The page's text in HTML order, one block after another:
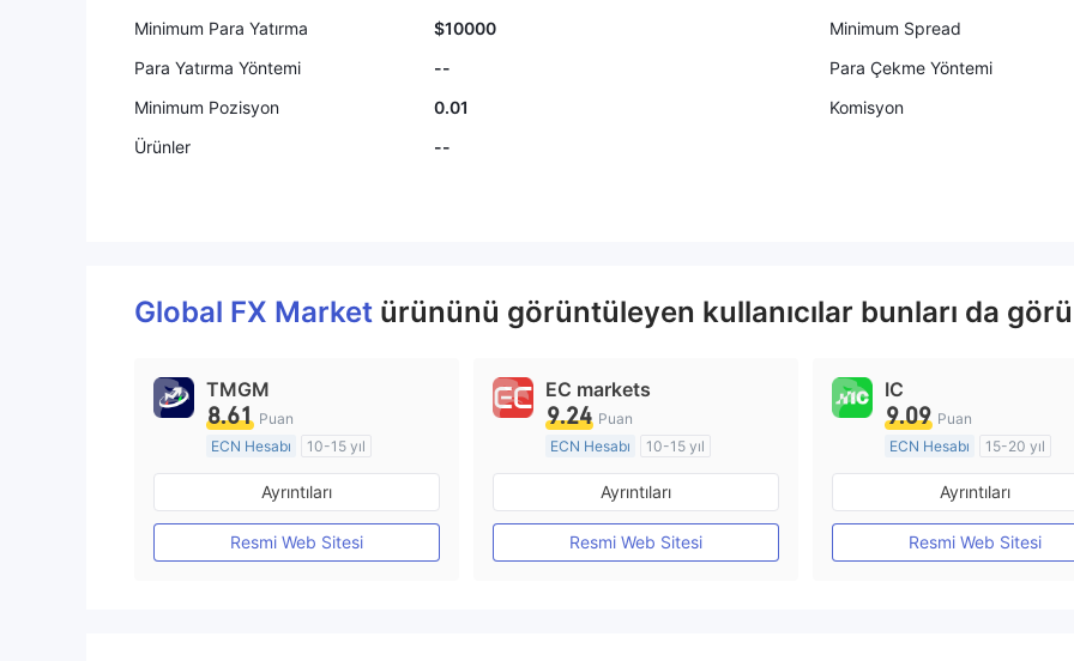
Minimum Para Yatırma
$10000
Minimum Spread
Para Yatırma Yöntemi
--
Para Çekme Yöntemi
Minimum Pozisyon
0.01
Komisyon
Ürünler
--
Global FX Market ürününü görüntüleyen kullanıcılar bunları da
TMGM
8.61 Puan
ECN Hesabı
10-15 yıl
Düzenleyici Ülke/Bölge: Avustralya
Pazar Yapıcılık (MM)
MT4 Tam Lisans
Ayrıntıları
Resmi Web Sitesi
EC markets
9.24 Puan
ECN Hesabı
10-15 yıl
Düzenleyici Ülke/Bölge: Avustralya
Pazar Yapıcılık (MM)
MT4 Tam Lisans
Ayrıntıları
Resmi Web Sitesi
IC
9.09 Puan
ECN Hesabı
15-20 yıl
Pazar Yapıcılık (MM)
MT4 Tam Lisans
Ayrıntıları
Resmi Web Sitesi